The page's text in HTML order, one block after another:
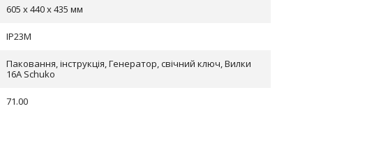
605 x 440 x 435 мм
IP23M
Паковання, інструкція, Генератор, свічний ключ, Вилки
16А Schuko
71.00